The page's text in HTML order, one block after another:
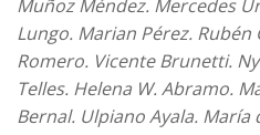
Muñoz Méndez. Mercedes
Lungo. Marian Pérez. Rubén
Romero. Vicente Brunetti.
Telles. Helena W. Abramo.
Bernal. Ulpiano Ayala. María